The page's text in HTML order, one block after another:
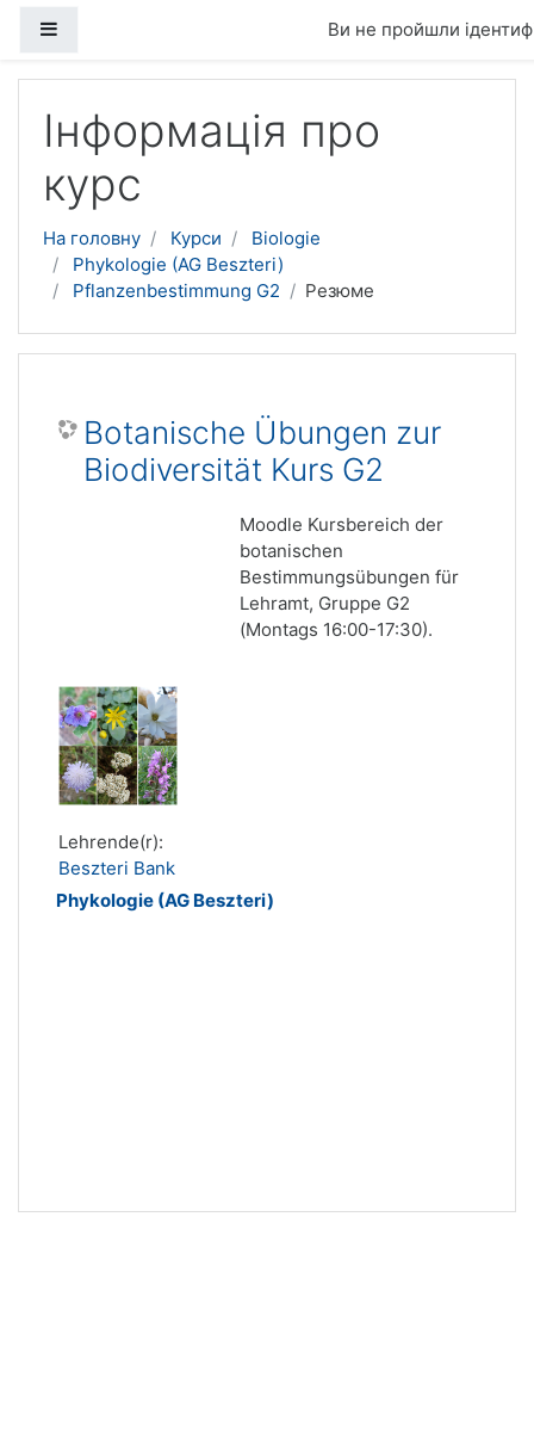
Ви не пройшли
Інформація про
курс
На головну Курси
Biologie
Phykologie (AG Beszteri)
Pflanzenbestimmung G2
Резюме
Botanische Übungen zur
Biodiversität Kurs G2
Moodle Kursbereich der
botanischen
Bestimmungsübungen für
Lehramt, Gruppe G2
(Montags 16:00-17:30).
Lehrende(r):
Beszteri Bank
Phykologie (AG Beszteri)